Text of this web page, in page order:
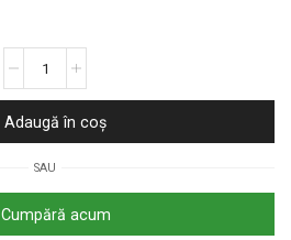
pentru
Pisici
Capac
și
Sertar
Adaugă în coș
SAU
Cumpără acum